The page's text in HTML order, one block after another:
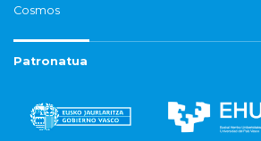
Cosmos
Patronatua